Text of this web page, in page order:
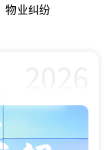
物业纠纷